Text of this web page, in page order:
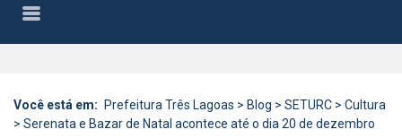
Você está em: Prefeitura Três Lagoas > Blog > SETURC > Cultura
> Serenata e Bazar de Natal acontece até o dia 20 de dezembro